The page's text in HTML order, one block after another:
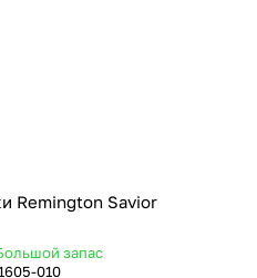
Remington Savior
запас
010